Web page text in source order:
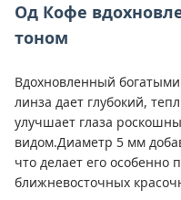
Од Кофе
тоном
Вдохновленный
линза дает глубокий,
улучшает глаза
видом.Диаметр 5 мм
что делает его особенно
ближневосточных